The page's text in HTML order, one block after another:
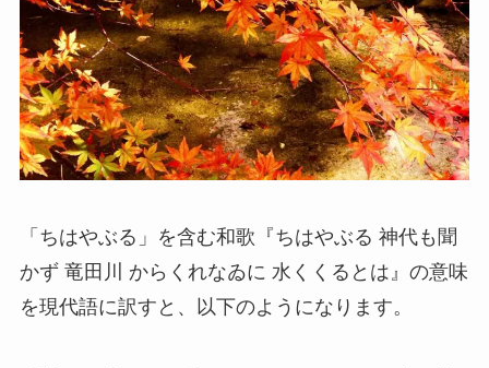
「ちはやぶる」を含む和歌『ちはやぶる 神代も聞
かず 竜田川 からくれなゐに 水くくるとは』の意味
を現代語に訳すと、以下のようになります。